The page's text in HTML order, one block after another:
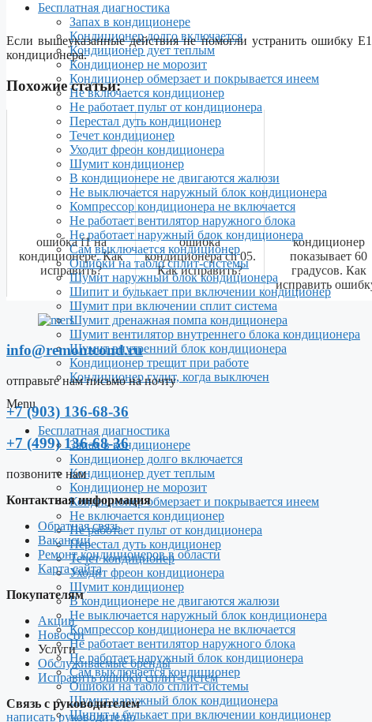
Бесплатная диагностика
Запах в кондиционере
Кондиционер долго включается
Кондиционер дует теплым
Кондиционер не морозит
Кондиционер обмерзает и покрывается инеем
Не включается кондиционер
Не работает пульт от кондиционера
Перестал дуть кондиционер
Течет кондиционер
Уходит фреон кондиционера
Шумит кондиционер
В кондиционере не двигаются жалюзи
Не выключается наружный блок кондиционера
Компрессор кондиционера не включается
Не работает вентилятор наружного блока
Не работает наружный блок кондиционера
Сам выключается кондиционер
Ошибки на табло сплит-системы
Шумит наружный блок кондиционера
Шипит и булькает при включении кондиционер
Шумит при включении сплит система
Шумит дренажная помпа кондиционера
Шумит вентилятор внутреннего блока кондиционера
Шумит внутренний блок кондиционера
Кондиционер трещит при работе
Кондиционер гудит, когда выключен
Menu
Бесплатная диагностика
Запах в кондиционере
Кондиционер долго включается
Кондиционер дует теплым
Кондиционер не морозит
Кондиционер обмерзает и покрывается инеем
Не включается кондиционер
Не работает пульт от кондиционера
Перестал дуть кондиционер
Течет кондиционер
Уходит фреон кондиционера
Шумит кондиционер
В кондиционере не двигаются жалюзи
Не выключается наружный блок кондиционера
Компрессор кондиционера не включается
Не работает вентилятор наружного блока
Не работает наружный блок кондиционера
Сам выключается кондиционер
Ошибки на табло сплит-системы
Шумит наружный блок кондиционера
Шипит и булькает при включении кондиционер
Если вышеуказанные действия не помогли устранить ошибку
кондиционера.
Похожие статьи:
ошибка f1 на
кондиционере. Как
исправить?
ошибка
кондиционера ch 05.
Как исправить?
кондиционер
показывает 60
градусов. Как
исправить
info@remontcond.ru
отправьте нам письмо на почту
+7 (903) 136-68-36
+7 (499) 136-68-36
позвоните нам
Контактная информация
Обратная связь
Вакансии
Ремонт кондиционеров в области
Карта сайта
Покупателям
Акции
Новости
Услуги
Обслуживаемые бренды
Исправить ошибки сплит-систем
Связь с руководителем
написать руководителю